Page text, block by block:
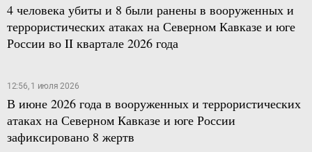
4 человека убиты и 8 были ранены в вооруженных и
террористических атаках на Северном Кавказе и юге
России во II квартале 2026 года
12:56, 1 июля 2026
В июне 2026 года в вооруженных и террористических
атаках на Северном Кавказе и юге России
зафиксировано 8 жертв